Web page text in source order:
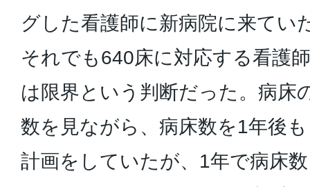
グした看護師に新病院に来てい
それでも640床に対応する看護
は限界という判断だった。病床
数を見ながら、病床数を1年後
計画をしていたが、1年で病床